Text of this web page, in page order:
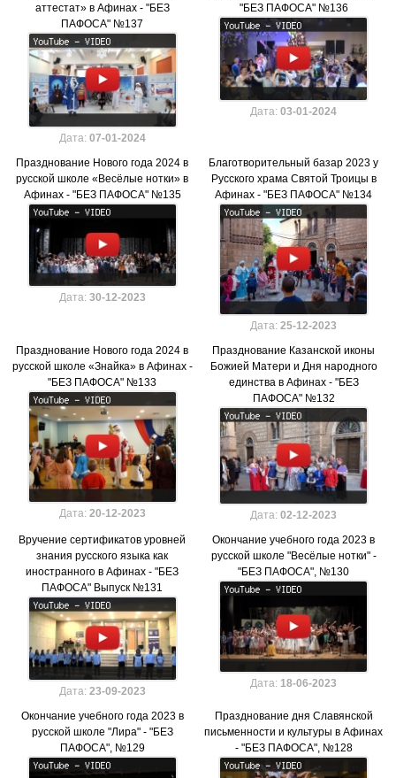
аттестат» в Афинах - "БЕЗ
ПАФОСА" №137
Дата: 07-01-2024
"БЕЗ ПАФОСА" №136
Дата:03-01-2024
Празднование Нового года 2024 в
русской школе «Весёлые нотки» в
Афинах - "БЕЗ ПАФОСА" №135
Дата: 30-12-2023
Благотворительный базар 2023 у
Русского храма Святой Троицы в
Афинах - "БЕЗ ПАФОСА" №134
Дата:25-12-2023
Празднование Нового года 2024 в
русской школе «Знайка» в Афинах -
"БЕЗ ПАФОСА" №133
Дата: 20-12-2023
Празднование Казанской иконы
Божией Матери и Дня народного
единства в Афинах - "БЕЗ
ПАФОСА" №132
Дата:02-12-2023
Вручение сертификатов уровней
знания русского языка как
иностранного в Афинах - "БЕЗ
ПАФОСА" Выпуск №131
Дата: 23-09-2023
Окончание учебного года 2023 в
русской школе "Весёлые нотки" -
"БЕЗ ПАФОСА", №130
Дата: 18-06-2023
Окончание учебного года 2023 в
русской школе "Лира" - "БЕЗ
ПАФОСА", №129
Празднование дня Славянской
письменности и культуры в Афинах
- "БЕЗ ПАФОСА", №128